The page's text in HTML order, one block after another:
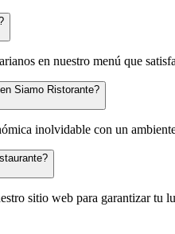
en nuestro menú que
Siamo Ristorante?
inolvidable con un
sitio web para garantizar